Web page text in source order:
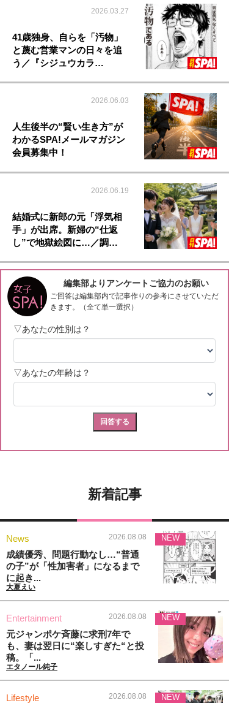
2026.03.27
41歳独身、自らを「汚物」
と蔑む営業マンの日々を追
う／『シジュウカラ…
2026.06.03
人生後半の“賢い生き方”が
わかるSPA!メールマガジン
会員募集中！
2026.06.19
結婚式に新郎の元「浮気相
手」が出席。新婦の“仕返
し”で地獄絵図に…／調…
新着記事
News 2026.08.08
成績優秀、問題行動なし…“普通
の子”が「性加害者」になるまで
に起き...
大夏えい
NEW
Entertainment 2026.08.08
元ジャンポケ斉藤に求刑7年で
も、妻は翌日に“楽しすぎた“と投
稿。「...
エタノール純子
NEW
Lifestyle 2026.08.08 NEW